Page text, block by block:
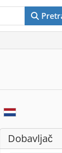
Dobavljač